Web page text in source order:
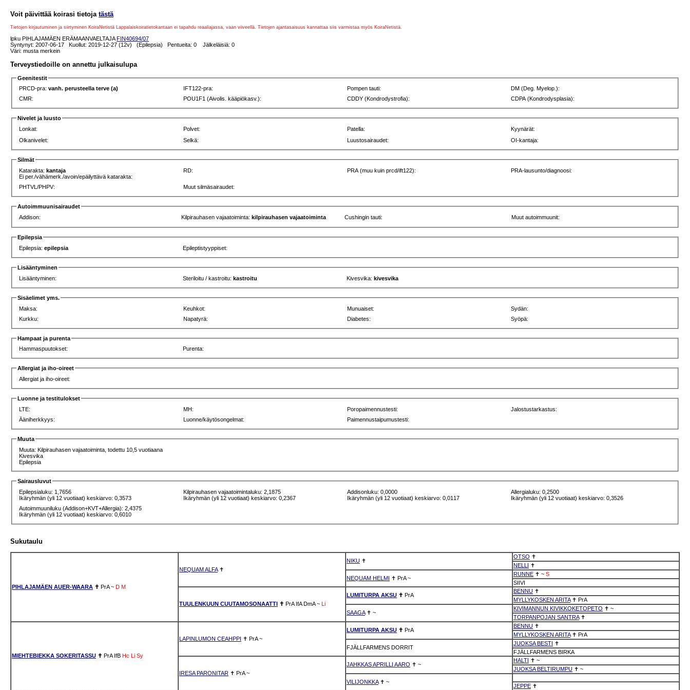
Voit päivittää koirasi tietoja tästä
Tietojen kirjautuminen ja siirtyminen KoiraNetistä Lappalaiskoiratietokantaan ei tapahdu reaaliajassa, vaan viiveellä. Tietojen ajantasaisuus kannattaa siis varmistaa myös KoiraNetistä.
lpku PIHLAJAMÄEN ERÄMAANVAELTAJAFIN40694/07
Syntynyt: 2007-06-17 Kuollut: 2019-12-27 (12v) (Epilepsia) Pentueita: 0 Jälkeläisiä: 0
Väri: musta merkein
Terveystiedoille on annettu julkaisulupa
Geenitestit
PRCD-pra:vanh. perusteella terve (a) IFT122-pra: Pompen tauti:
DM (Deg. Myelop.):
CMR:
POU1F1 (Aivolis. kääpiökasv.): CDDY (Kondrodystrofia): CDPA (Kondrodysplasia):
Nivelet ja luusto
Lonkat:
Polvet: Patella:
Kyynärät:
Olkanivelet:
Selkä: Luustosairaudet: OI-kantaja:
Silmät
Katarakta:kantaja
Ei per./vähämerk./avoin/epäilyttävä katarakta:
RD: PRA (muu kuin prcd/ift122): PRA-lausunto/diagnoosi:
PHTVL/PHPV: Muut silmäsairaudet:
Autoimmuunisairaudet
Addison:
Kilpirauhasen vajaatoiminta:kilpirauhasen vajaatoiminta Cushingin tauti: Muut autoimmuunit:
Epilepsia
Epilepsia:epilepsia Epileptistyyppiset:
Lisääntyminen
Lisääntyminen:
Steriloitu / kastroitu:kastroitu Kivesvika:kivesvika
Sisäelimet yms.
Maksa:
Keuhkot: Munuaiset:
Sydän:
Kurkku:
Napatyrä: Diabetes: Syöpä:
Hampaat ja purenta
Hammaspuutokset:
Purenta:
Allergiat ja iho-oireet
Allergiat ja iho-oireet:
Luonne ja testitulokset
LTE:
MH: Poropaimennustesti:
Jalostustarkastus:
Ääniherkkyys:
Luonne/käytösongelmat: Paimennustaipumustesti:
Muuta
Muuta: Kilpirauhasen vajaatoiminta, todettu 10,5 vuotiaana
Kivesvika
Epilepsia
Sairausluvut
Epilepsialuku: 1,7656
Ikäryhmän (yli 12 vuotiaat) keskiarvo: 0,3573
Kilpirauhasen vajaatoimintaluku: 2,1875
Ikäryhmän (yli 12 vuotiaat) keskiarvo: 0,2367
Addisonluku: 0,0000
Ikäryhmän (yli 12 vuotiaat) keskiarvo: 0,0117
Allergialuku: 0,2500
Ikäryhmän (yli 12 vuotiaat) keskiarvo: 0,3526
Autoimmuuniluku (Addison+KVT+Allergia): 2,4375
Ikäryhmän (yli 12 vuotiaat) keskiarvo: 0,6010
Sukutaulu
PIHLAJAMÄEN AUER-WAARA ✝ PrA ~ D M
NEQUAM ALFA✝
NIKU ✝
OTSO ✝
NELLI ✝
NEQUAM HELMI ✝ PrA ~
RUNNE ✝ ~ S
SIIVI
TUULENKUUN CUUTAMOSONAATTI ✝ PrA IfA DmA ~ Li
LUMITURPA AKSU ✝ PrA
BENNU ✝
MYLLYKOSKEN ARITA✝ PrA
SAAGA✝ ~
KIVIMANNUN KIVIKKOKETOPETO ✝ ~
TORPANPOJAN SANTRA✝
MIEHTEBIEKKA SOKERITASSU ✝ PrA IfB Hc Li Sy
LAPINLUMON CEAHPPI ✝ PrA ~
LUMITURPA AKSU ✝ PrA
BENNU ✝
MYLLYKOSKEN ARITA✝ PrA
FJÄLLFARMENS DORRIT
JUOKSA BESTI ✝
FJÄLLFARMENS BIRKA
IRESA PARONITAR ✝ PrA ~
JAHKKAS APRILLI AARO ✝ ~
HALTI ✝ ~
JUOKSA BELTIRUMPU ✝ ~
VILIJONKKA✝ ~
JEPPE ✝